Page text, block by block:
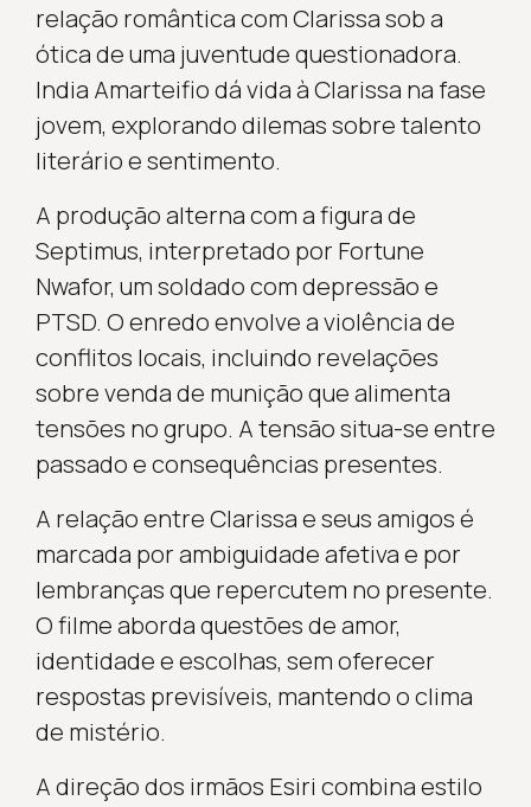
relação romântica com Clarissa sob a
ótica de uma juventude questionadora.
India Amarteifio dá vida à Clarissa na fase
jovem, explorando dilemas sobre talento
literário e sentimento.
A produção alterna com a figura de
Septimus, interpretado por Fortune
Nwafor, um soldado com depressão e
PTSD. O enredo envolve a violência de
conflitos locais, incluindo revelações
sobre venda de munição que alimenta
tensões no grupo. A tensão situa-se entre
passado e consequências presentes.
A relação entre Clarissa e seus amigos é
marcada por ambiguidade afetiva e por
lembranças que repercutem no presente.
O filme aborda questões de amor,
identidade e escolhas, sem oferecer
respostas previsíveis, mantendo o clima
de mistério.
A direção dos irmãos Esiri combina estilo